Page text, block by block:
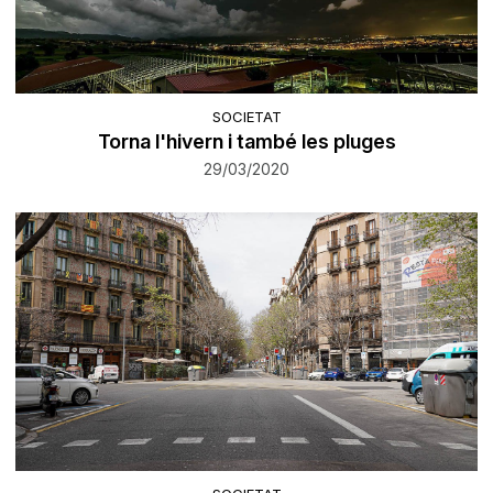
SOCIETAT
Torna l'hivern i també les pluges
29/03/2020